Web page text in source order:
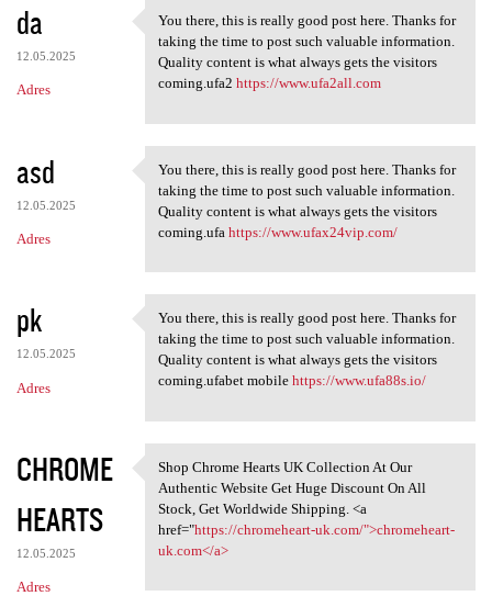
da
12.05.2025
Adres
You there, this is really
You there, this is really good post here. Thanks for
taking the time to post such valuable information.
Quality content is what always gets the visitors
coming.ufa2 https://www.ufa2all.com
asd
12.05.2025
Adres
You there, this is really
You there, this is really good post here. Thanks for
taking the time to post such valuable information.
Quality content is what always gets the visitors
coming.ufa https://www.ufax24vip.com/
pk
12.05.2025
Adres
You there, this is really
You there, this is really good post here. Thanks for
taking the time to post such valuable information.
Quality content is what always gets the visitors
coming.ufabet mobile https://www.ufa88s.io/
CHROME
HEARTS
12.05.2025
Adres
Shop Chrome Hearts UK
Shop Chrome Hearts UK Collection At Our
Authentic Website Get Huge Discount On All
Stock, Get Worldwide Shipping. <a
href="https://chromeheart-uk.com/">chromeheart-
uk.com</a>